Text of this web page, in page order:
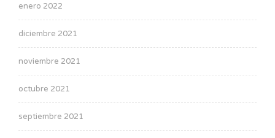
enero 2022
diciembre 2021
noviembre 2021
octubre 2021
septiembre 2021